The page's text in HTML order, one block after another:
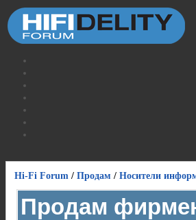
Hi-Fi Forum / Продам / Носители
Продам